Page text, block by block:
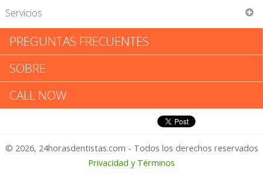
Servicios
Green & Fink
Green & Fink: Califica tu
Experiencia
1 – No Feliz
PREGUNTAS FRECUENTES
SOBRE
CALL NOW
© 2026, 24horasdentistas.com - Todos los derechos reservados
Privacidad y Términos